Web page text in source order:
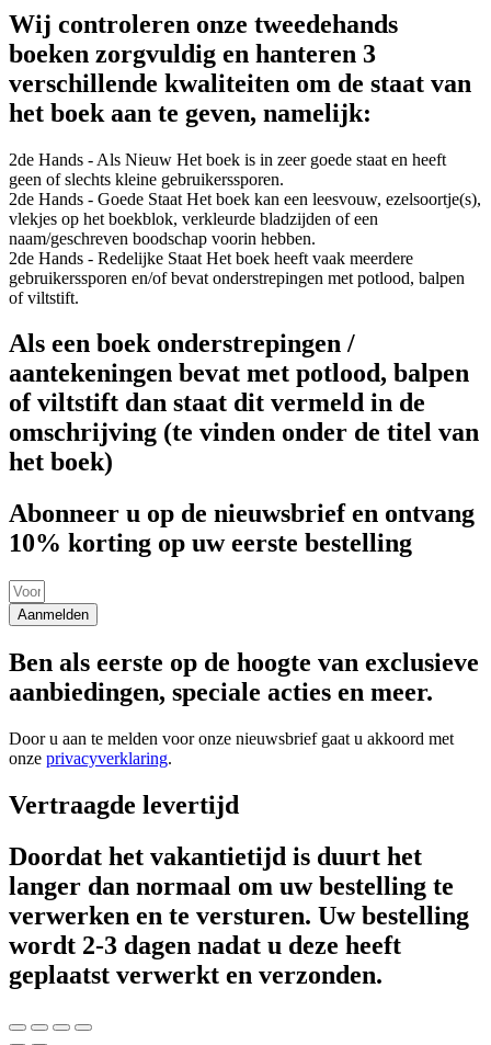
Wij controleren onze tweedehands
boeken zorgvuldig en hanteren 3
verschillende kwaliteiten om de staat van
het boek aan te geven, namelijk:
2de Hands - Als Nieuw Het boek is in zeer goede staat en heeft
geen of slechts kleine gebruikerssporen.
2de Hands - Goede Staat Het boek kan een leesvouw, ezelsoortje(s),
vlekjes op het boekblok, verkleurde bladzijden of een
naam/geschreven boodschap voorin hebben.
2de Hands - Redelijke Staat Het boek heeft vaak meerdere
gebruikerssporen en/of bevat onderstrepingen met potlood, balpen
of viltstift.
Als een boek onderstrepingen /
aantekeningen bevat met potlood, balpen
of viltstift dan staat dit vermeld in de
omschrijving (te vinden onder de titel van
het boek)
Abonneer u op de nieuwsbrief en ontvang
10% korting op uw eerste bestelling
Aanmelden
Ben als eerste op de hoogte van exclusieve
aanbiedingen, speciale acties en meer.
Door u aan te melden voor onze nieuwsbrief gaat u akkoord met
onze privacyverklaring.
Vertraagde levertijd
Doordat het vakantietijd is duurt het
langer dan normaal om uw bestelling te
verwerken en te versturen. Uw bestelling
wordt 2-3 dagen nadat u deze heeft
geplaatst verwerkt en verzonden.